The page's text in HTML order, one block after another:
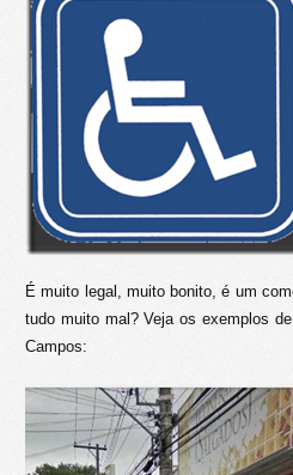
É muito legal, muito bonito, é um
tudo muito mal? Veja os exemplos
Campos: